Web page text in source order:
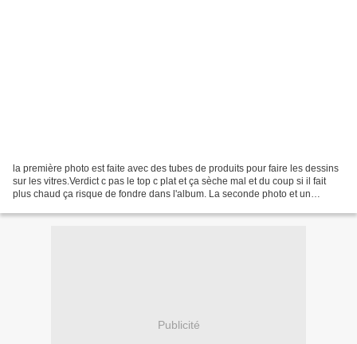
la première photo est faite avec des tubes de produits pour faire les dessins
sur les vitres.Verdict c pas le top c plat et ça sèche mal et du coup si il fait
plus chaud ça risque de fondre dans l'album. La seconde photo et un
Publicité